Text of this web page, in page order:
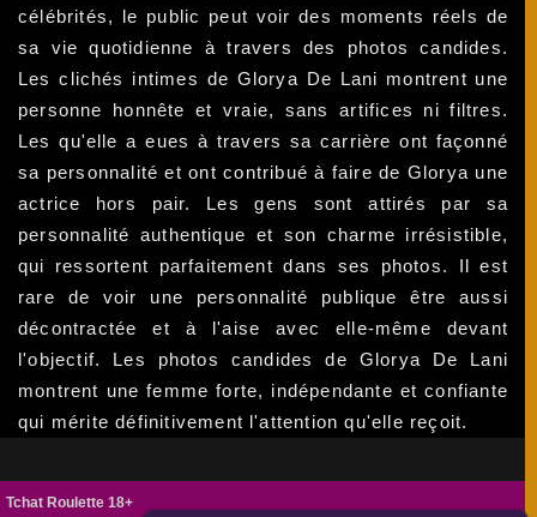
célébrités, le public peut voir des moments réels de
sa vie quotidienne à travers des photos candides.
Les clichés intimes de Glorya De Lani montrent une
personne honnête et vraie, sans artifices ni filtres.
Les qu'elle a eues à travers sa carrière ont façonné
sa personnalité et ont contribué à faire de Glorya une
actrice hors pair. Les gens sont attirés par sa
personnalité authentique et son charme irrésistible,
qui ressortent parfaitement dans ses photos. Il est
rare de voir une personnalité publique être aussi
décontractée et à l'aise avec elle-même devant
l'objectif. Les photos candides de Glorya De Lani
montrent une femme forte, indépendante et confiante
qui mérite définitivement l'attention qu'elle reçoit.
Tchat Roulette 18+